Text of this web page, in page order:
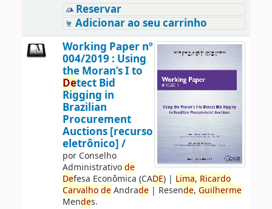
Reservar
Adicionar ao seu carrinho
Working Paper nº
004/2019 : Using
the Moran’s I to
Detect Bid
Rigging in
Brazilian
Procurement
Auctions [recurso
eletrônico] /
por Conselho
Administrativode
Defesa Econômica (CADE)| Lima, Ricardo
Carvalho deAndrade| Resende, Guilherme
Mendes.